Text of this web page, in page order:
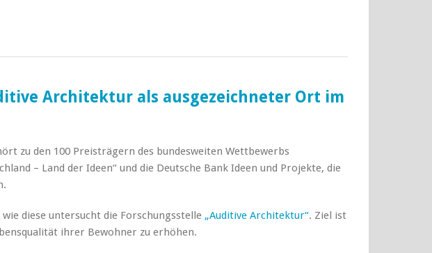
Architektur als ausgezeichneter Ort im
zu den 100 Preisträgern des bundesweiten Wettbewerbs
– Land der Ideen“ und die Deutsche Bank Ideen und Projekte, die
diese untersucht die Forschungsstelle „Auditive Architektur“. Ziel ist
ihrer Bewohner zu erhöhen.